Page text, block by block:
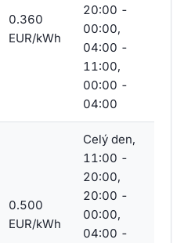
0.360
EUR/kWh
20:00 -
00:00,
04:00 -
11:00,
00:00 -
04:00
0.500
EUR/kWh
Celý den,
11:00 -
20:00,
20:00 -
00:00,
04:00 -